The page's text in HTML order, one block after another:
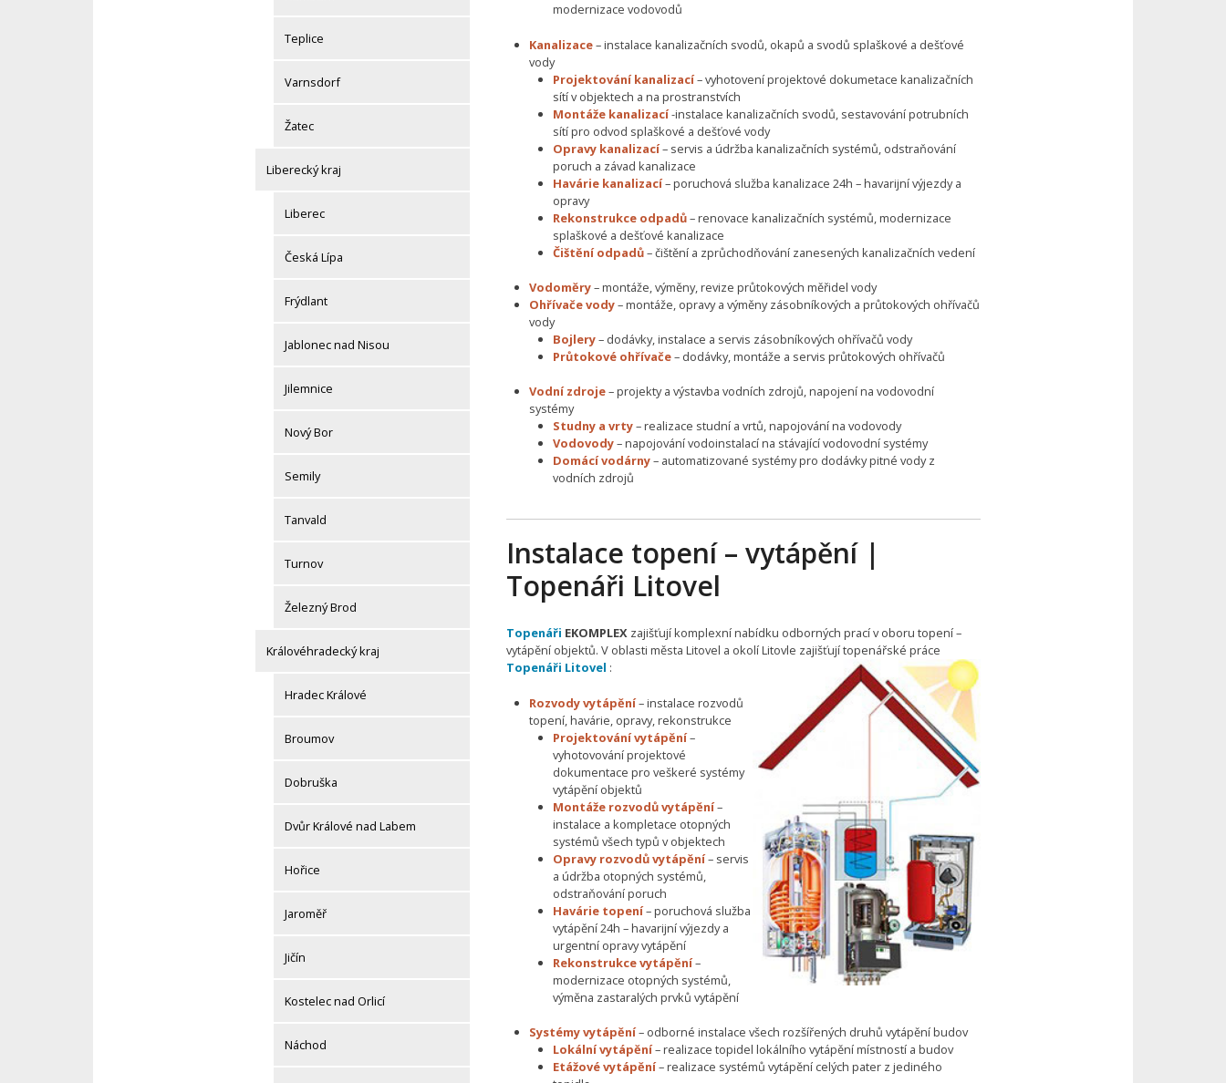
Teplice
Varnsdorf
Žatec
Liberecký kraj
Liberec
Česká Lípa
Frýdlant
Jablonec nad Nisou
Jilemnice
Nový Bor
Semily
Tanvald
Turnov
Železný Brod
Královéhradecký kraj
Hradec Králové
Broumov
Dobruška
Dvůr Králové nad Labem
Hořice
Jaroměř
Jičín
Kostelec nad Orlicí
Náchod
modernizace vodovodů
Kanalizace– instalace kanalizačních svodů, okapů a svodů splaškové a dešťové
vody
Projektování kanalizací– vyhotovení projektové dokumetace kanalizačních
sítí v objektech a na prostranstvích
Montáže kanalizací-instalace kanalizačních svodů, sestavování potrubních
sítí pro odvod splaškové a dešťové vody
Opravy kanalizací– servis a údržba kanalizačních systémů, odstraňování
poruch a závad kanalizace
Havárie kanalizací– poruchová služba kanalizace 24h – havarijní výjezdy a
opravy
Rekonstrukce odpadů– renovace kanalizačních systémů, modernizace
splaškové a dešťové kanalizace
Čištění odpadů– čištění a zprůchodňování zanesených kanalizačních vedení
Vodoměry– montáže, výměny, revize průtokových měřidel vody
Ohřívače vody– montáže, opravy a výměny zásobníkových a průtokových ohřívačů
vody
Bojlery– dodávky, instalace a servis zásobníkových ohřívačů vody
Průtokové ohřívače– dodávky, montáže a servis průtokových ohřívačů
Vodní zdroje– projekty a výstavba vodních zdrojů, napojení na vodovodní
systémy
Studny a vrty– realizace studní a vrtů, napojování na vodovody
Vodovody– napojování vodoinstalací na stávající vodovodní systémy
Domácí vodárny– automatizované systémy pro dodávky pitné vody z
vodních zdrojů
Instalace topení – vytápění |
Topenáři Litovel
Topenáři EKOMPLEX zajišťují komplexní nabídku odborných prací v oboru topení –
vytápění objektů. V oblasti města Litovel a okolí Litovle zajišťují topenářské práce
Topenáři Litovel :
Rozvody vytápění– instalace rozvodů
topení, havárie, opravy, rekonstrukce
Projektování vytápění–
vyhotovování projektové
dokumentace pro veškeré systémy
vytápění objektů
Montáže rozvodů vytápění–
instalace a kompletace otopných
systémů všech typů v objektech
Opravy rozvodů vytápění– servis
a údržba otopných systémů,
odstraňování poruch
Havárie topení– poruchová služba
vytápění 24h – havarijní výjezdy a
urgentní opravy vytápění
Rekonstrukce vytápění–
modernizace otopných systémů,
výměna zastaralých prvků vytápění
Systémy vytápění– odborné instalace všech rozšířených druhů vytápění budov
Lokální vytápění– realizace topidel lokálního vytápění místností a budov
Etážové vytápění– realizace systémů vytápění celých pater z jediného